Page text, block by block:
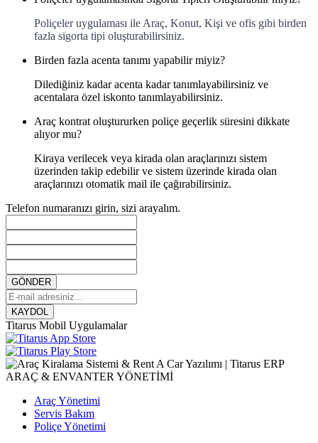
Poliçeler uygulaması ile Araç, Konut, Kişi ve ofis gibi birden
fazla sigorta tipi oluşturabilirsiniz.
Birden fazla acenta tanımı yapabilir miyiz?
Dilediğiniz kadar acenta kadar tanımlayabilirsiniz ve
acentalara özel iskonto tanımlayabilirsiniz.
Araç kontrat oluştururken poliçe geçerlik süresini dikkate
alıyor mu?
Kiraya verilecek veya kirada olan araçlarınızı sistem
üzerinden takip edebilir ve sistem üzerinde kirada olan
araçlarınızı otomatik mail ile çağırabilirsiniz.
Telefon numaranızı girin, sizi arayalım.
GÖNDER
KAYDOL
Titarus Mobil Uygulamalar
ARAÇ & ENVANTER YÖNETİMİ
Araç Yönetimi
Servis Bakım
Poliçe Yönetimi